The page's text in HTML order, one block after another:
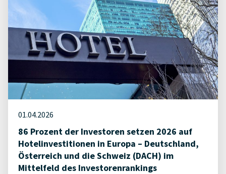
01.04.2026
86 Prozent der Investoren setzen 2026 auf
Hotelinvestitionen in Europa – Deutschland,
Österreich und die Schweiz (DACH) im
Mittelfeld des Investorenrankings